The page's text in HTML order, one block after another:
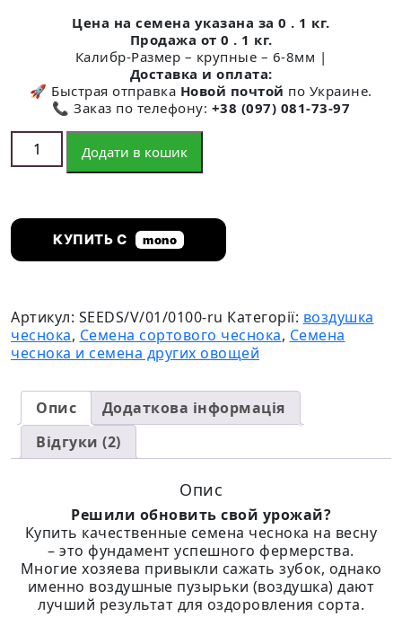
Цена на семена указана за 0 . 1 кг.
Продажа от 0 . 1 кг.
Калибр-Размер – крупные – 6-8мм |
Доставка и оплата:
🚀 Быстрая отправка Новой почтой по Украине.
📞 Заказ по телефону: +38 (097) 081-73-97
Семена чеснока на весну кількість
Додати в кошик
КУПИТЬ С mono
Артикул: SEEDS/V/01/0100-ru Категорії: воздушка
чеснока, Семена сортового чеснока, Семена
чеснока и семена других овощей
Опис
Додаткова інформація
Відгуки (2)
Опис
Решили обновить свой урожай?
Купить качественные семена чеснока на весну
– это фундамент успешного фермерства.
Многие хозяева привыкли сажать зубок, однако
именно воздушные пузырьки (воздушка) дают
лучший результат для оздоровления сорта.